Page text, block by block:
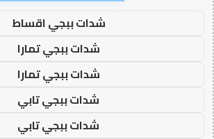
شدات ببجي اقساط
شدات ببجي تمارا
شدات ببجي تمارا
شدات ببجي تابي
شدات ببجي تابي